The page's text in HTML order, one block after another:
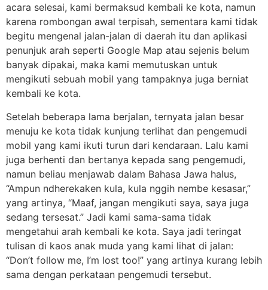
acara selesai, kami bermaksud kembali ke kota, namun
karena rombongan awal terpisah, sementara kami tidak
begitu mengenal jalan-jalan di daerah itu dan aplikasi
penunjuk arah seperti Google Map atau sejenis belum
banyak dipakai, maka kami memutuskan untuk
mengikuti sebuah mobil yang tampaknya juga berniat
kembali ke kota.
Setelah beberapa lama berjalan, ternyata jalan besar
menuju ke kota tidak kunjung terlihat dan pengemudi
mobil yang kami ikuti turun dari kendaraan. Lalu kami
juga berhenti dan bertanya kepada sang pengemudi,
namun beliau menjawab dalam Bahasa Jawa halus,
“Ampun ndherekaken kula, kula nggih nembe kesasar,”
yang artinya, “Maaf, jangan mengikuti saya, saya juga
sedang tersesat.” Jadi kami sama-sama tidak
mengetahui arah kembali ke kota. Saya jadi teringat
tulisan di kaos anak muda yang kami lihat di jalan:
“Don’t follow me, I’m lost too!” yang artinya kurang lebih
sama dengan perkataan pengemudi tersebut.